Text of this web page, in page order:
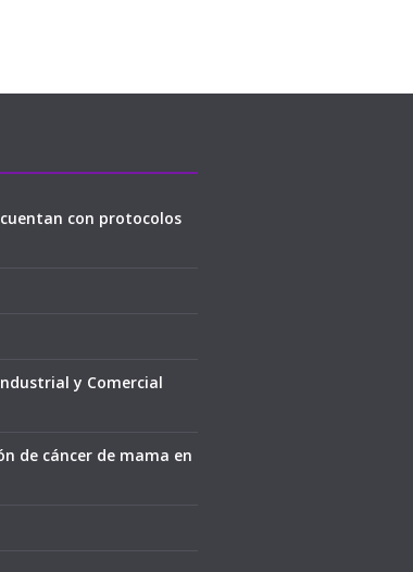
con protocolos
y Comercial
de cáncer de mama en